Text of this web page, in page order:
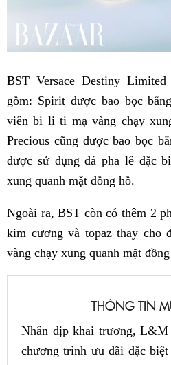
BST Versace Destiny
gồm: Spirit được bao bọc
viên bi li ti mạ vàng chạy
Precious cũng được bao bọc
được sử dụng đá pha lê đặc
xung quanh mặt đồng hồ.
Ngoài ra, BST còn có thêm 2
kim cương và topaz thay cho
vàng chạy xung quanh mặt
THÔNG TIN
Nhân dịp khai trương, L&M
chương trình ưu đãi đặc